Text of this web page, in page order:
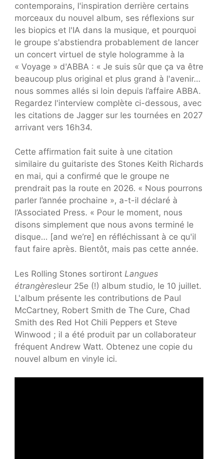
contemporains, l'inspiration derrière certains
morceaux du nouvel album, ses réflexions sur
les biopics et l'IA dans la musique, et pourquoi
le groupe s'abstiendra probablement de lancer
un concert virtuel de style hologramme à la
« Voyage » d'ABBA : « Je suis sûr que ça va être
beaucoup plus original et plus grand à l'avenir…
nous sommes allés si loin depuis l’affaire ABBA.
Regardez l'interview complète ci-dessous, avec
les citations de Jagger sur les tournées en 2027
arrivant vers 16h34.
Cette affirmation fait suite à une citation
similaire du guitariste des Stones Keith Richards
en mai, qui a confirmé que le groupe ne
prendrait pas la route en 2026. « Nous pourrons
parler l’année prochaine », a-t-il déclaré à
l’Associated Press. « Pour le moment, nous
disons simplement que nous avons terminé le
disque… [and we’re] en réfléchissant à ce qu'il
faut faire après. Bientôt, mais pas cette année.
Les Rolling Stones sortiront Langues
étrangèresleur 25e (!) album studio, le 10 juillet.
L'album présente les contributions de Paul
McCartney, Robert Smith de The Cure, Chad
Smith des Red Hot Chili Peppers et Steve
Winwood ; il a été produit par un collaborateur
fréquent Andrew Watt. Obtenez une copie du
nouvel album en vinyle ici.